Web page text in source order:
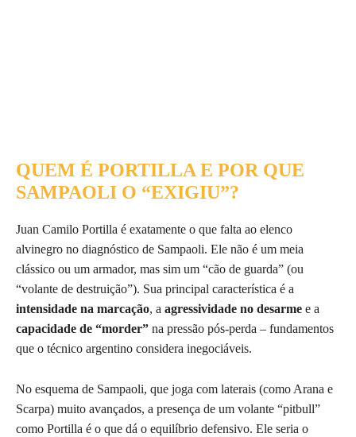
QUEM É PORTILLA E POR QUE
SAMPAOLI O “EXIGIU”?
Juan Camilo Portilla é exatamente o que falta ao elenco
alvinegro no diagnóstico de Sampaoli. Ele não é um meia
clássico ou um armador, mas sim um “cão de guarda” (ou
“volante de destruição”). Sua principal característica é a
intensidade na marcação, a agressividade no desarme e a
capacidade de “morder” na pressão pós-perda – fundamentos
que o técnico argentino considera inegociáveis.
No esquema de Sampaoli, que joga com laterais (como Arana e
Scarpa) muito avançados, a presença de um volante “pitbull”
como Portilla é o que dá o equilíbrio defensivo. Ele seria o